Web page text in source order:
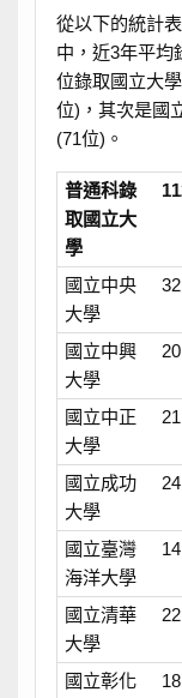
從以下的統計
中，近3年平均
位錄取國立大
位)，其次是國
(71位)。
普通科錄
取國立大
學
國立中央
大學
32
國立中興
大學
20
國立中正
大學
21
國立成功
大學
24
國立臺灣
海洋大學
14
國立清華
大學
22
國立彰化
18